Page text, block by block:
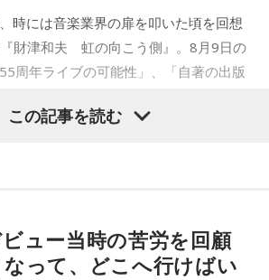
時には音楽業界の扉を叩いた頃を回想
『財津和夫 虹の向こう側』。8月9日の
周年ライブの可能性」、「自著の出版
が盛りだくさんです。
この記事を読む
ュー当時の苦労を回顧
なって、どこへ行けばい